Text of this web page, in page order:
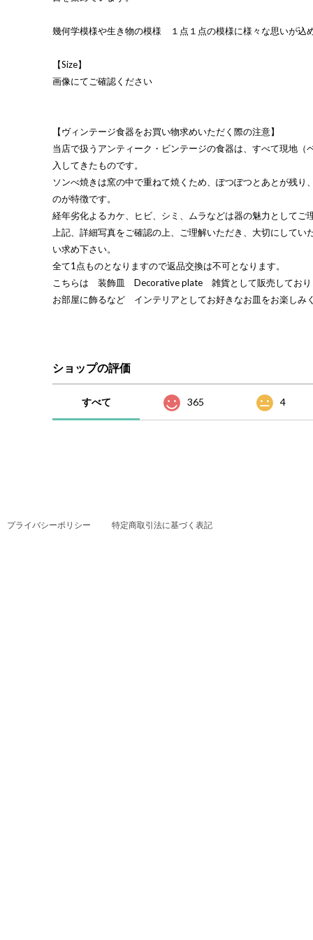
幾何学模様や生き物の模様 １点１点の模様に様々な思いが込
【Size】
画像にてご確認ください
【ヴィンテージ食器をお買い物求めいただく際の注意】
当店で扱うアンティーク・ビンテージの食器は、すべて現地（
入してきたものです。
ソンべ焼きは窯の中で重ねて焼くため、ぽつぽつとあとが残り
のが特徴です。
経年劣化よるカケ、ヒビ、シミ、ムラなどは器の魅力としてご
上記、詳細写真をご確認の上、ご理解いただき、大切にしてい
い求め下さい。
全て1点ものとなりますので返品交換は不可となります。
こちらは 装飾皿 Decorative plate 雑貨として販売しており
お部屋に飾るなど インテリアとしてお好きなお皿をお楽しみ
ショップの評価
すべて 365 4
プライバシーポリシー 特定商取引法に基づく表記